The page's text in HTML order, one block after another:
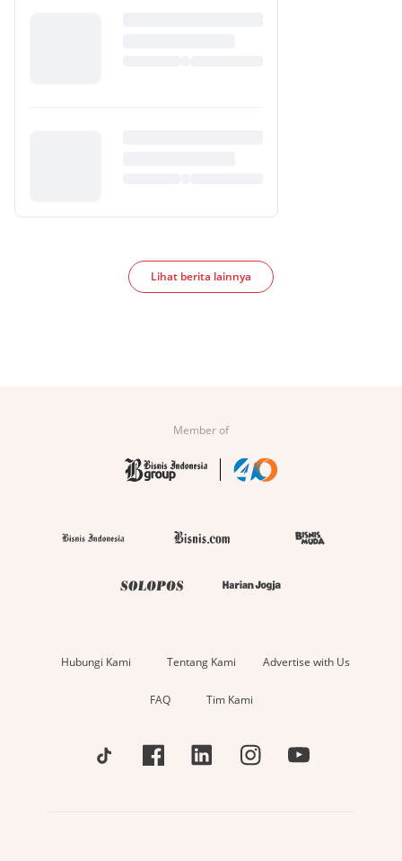
Lihat berita lainnya
Member of
Hubungi Kami Tentang Kami Advertise with Us
FAQ Tim Kami